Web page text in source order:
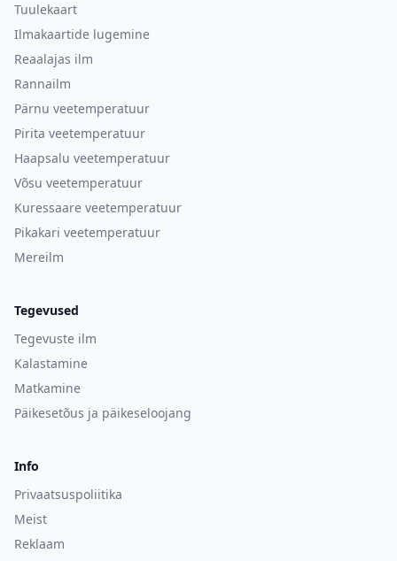
Tuulekaart
Ilmakaartide lugemine
Reaalajas ilm
Rannailm
Pärnu veetemperatuur
Pirita veetemperatuur
Haapsalu veetemperatuur
Võsu veetemperatuur
Kuressaare veetemperatuur
Pikakari veetemperatuur
Mereilm
Tegevused
Tegevuste ilm
Kalastamine
Matkamine
Päikesetõus ja päikeseloojang
Info
Privaatsuspoliitika
Meist
Reklaam